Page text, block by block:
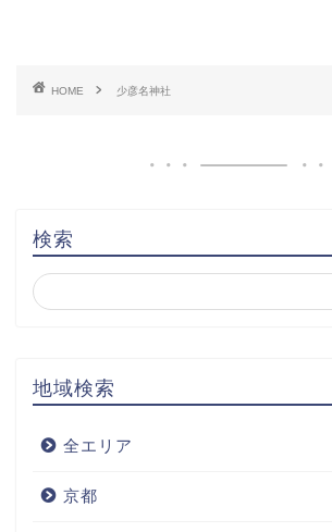
HOME 少彦名神社
検索
地域検索
全エリア
京都